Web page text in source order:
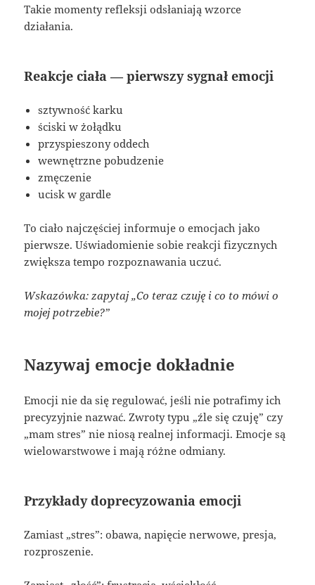
Takie momenty refleksji odsłaniają wzorce
działania.
Reakcje ciała — pierwszy sygnał emocji
sztywność karku
ściski w żołądku
przyspieszony oddech
wewnętrzne pobudzenie
zmęczenie
ucisk w gardle
To ciało najczęściej informuje o emocjach jako
pierwsze. Uświadomienie sobie reakcji fizycznych
zwiększa tempo rozpoznawania uczuć.
Wskazówka: zapytaj „Co teraz czuję i co to mówi o
mojej potrzebie?”
Nazywaj emocje dokładnie
Emocji nie da się regulować, jeśli nie potrafimy ich
precyzyjnie nazwać. Zwroty typu „źle się czuję” czy
„mam stres” nie niosą realnej informacji. Emocje są
wielowarstwowe i mają różne odmiany.
Przykłady doprecyzowania emocji
Zamiast „stres”: obawa, napięcie nerwowe, presja,
rozproszenie.